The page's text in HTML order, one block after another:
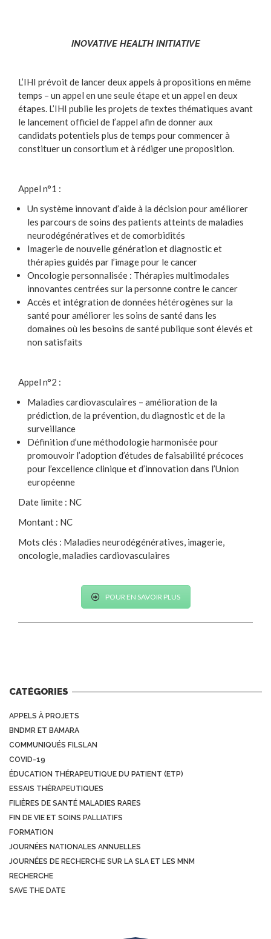
INOVATIVE HEALTH INITIATIVE
L’IHI prévoit de lancer deux appels à propositions en même
temps – un appel en une seule étape et un appel en deux
étapes. L’IHI publie les projets de textes thématiques avant
le lancement officiel de l’appel afin de donner aux
candidats potentiels plus de temps pour commencer à
constituer un consortium et à rédiger une proposition.
Appel n°1 :
Un système innovant d’aide à la décision pour améliorer
les parcours de soins des patients atteints de maladies
neurodégénératives et de comorbidités
Imagerie de nouvelle génération et diagnostic et
thérapies guidés par l’image pour le cancer
Oncologie personnalisée : Thérapies multimodales
innovantes centrées sur la personne contre le cancer
Accès et intégration de données hétérogènes sur la
santé pour améliorer les soins de santé dans les
domaines où les besoins de santé publique sont élevés et
non satisfaits
Appel n°2 :
Maladies cardiovasculaires – amélioration de la
prédiction, de la prévention, du diagnostic et de la
surveillance
Définition d’une méthodologie harmonisée pour
promouvoir l’adoption d’études de faisabilité précoces
pour l’excellence clinique et d’innovation dans l’Union
européenne
Date limite : NC
Montant : NC
Mots clés : Maladies neurodégénératives, imagerie,
oncologie, maladies cardiovasculaires
POUR EN SAVOIR PLUS
CATÉGORIES
APPELS À PROJETS
BNDMR ET BAMARA
COMMUNIQUÉS FILSLAN
COVID-19
ÉDUCATION THÉRAPEUTIQUE DU PATIENT (ETP)
ESSAIS THÉRAPEUTIQUES
FILIÈRES DE SANTÉ MALADIES RARES
FIN DE VIE ET SOINS PALLIATIFS
FORMATION
JOURNÉES NATIONALES ANNUELLES
JOURNÉES DE RECHERCHE SUR LA SLA ET LES MNM
RECHERCHE
SAVE THE DATE